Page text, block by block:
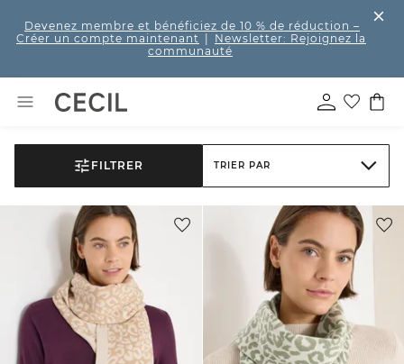
Devenez membre et bénéficiez de 10 % de réduction –
Créer un compte maintenant
Newsletter: Rejoignez la
communauté
FILTRER TRIER PAR